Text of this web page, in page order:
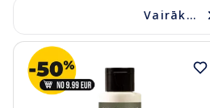
Vairāk...